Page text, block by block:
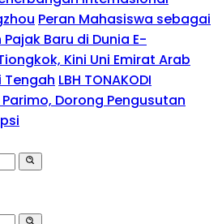
Peran Mahasiswa sebagai
Baru di Dunia E-
Kini Uni Emirat Arab
Tengah LBH TONAKODI
Dorong Pengusutan